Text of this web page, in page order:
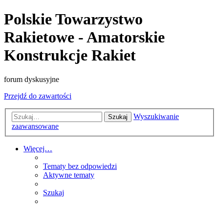
Polskie Towarzystwo
Rakietowe - Amatorskie
Konstrukcje Rakiet
forum dyskusyjne
Przejdź do zawartości
Szukaj
Wyszukiwanie
zaawansowane
Więcej…
Tematy bez odpowiedzi
Aktywne tematy
Szukaj